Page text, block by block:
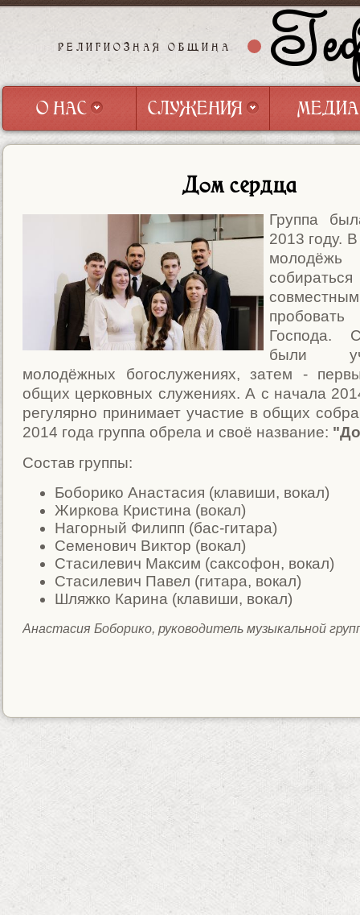
РЕЛИГИОЗНАЯ ОБЩИНА
О НАС
СЛУЖЕНИЯ
СЛУЖЕНИЯ
МЕДИА
МЕДИА
Дом сердца
Группа
2013 году.
пробовать
Господа.
были
молодёжных богослужениях, затем -
общих церковных служениях. А с начала
регулярно принимает участие в общих
2014 года группа обрела и своё название:
Состав группы:
Боборико Анастасия (клавиши, вокал)
Жиркова Кристина (вокал)
Нагорный Филипп (бас-гитара)
Семенович Виктор (вокал)
Стасилевич Максим (саксофон, вокал)
Стасилевич Павел (гитара, вокал)
Шляжко Карина (клавиши, вокал)
Анастасия Боборико, руководитель музыкальной